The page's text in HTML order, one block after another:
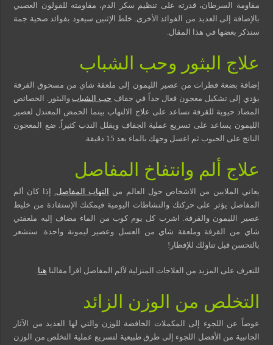
مقاومة السرطان، قدرته على تنظيم سكر الدم، مقاومته للقولون العصبي
بالإضافة إلى العديد من الفوائد الأخرى. خلط الإثنين سيعود بفوائد صحية جمة
سنذكر بعضها في هذا المقال.
علاج البثور وحب الشباب
إضافة بضعة قطرات من عصير الليمون إلى ملعقة شاي من مسحوق القرفة
يؤدي إلى تشكيل معجون فعال جداً في جفاف حب الشبابوالبثور. الخصائص
المضاد حيوية للقرفة تساعد على علاج الالتهاب بينما الحمض المعتدل لعصير
الليمون يساعد على تسريع عملية الجفاف ويقلل الندب كثيراً. ضع المعجون
الناتج على الحبوب ثم اغسل وجهك بالماء بعد 15 دقيقة.
علاج ألم وانتفاخ المفاصل
يعاني الملايين من الاشخاص حول العالم من التهاب المفاصل. إذا كان ألم
المفاصل يؤثر على حركتك والنشاطات اليومية فيمكنك الإستفادة من خليط
عصير الليمون والقرفة. اشرب كل يوم كوب من الماء مضاف إليه ملعقتي
شاي من القرفة وملعقة شاي من العسل وعصير ليمونة واحدة. ستشعر
بالتحسن قبل تناولك للإفطار!
للتعرف على المزيد من العلاجات المنزلية لألم المفاصل اقرأ مقالنا هنا.
التخلص من الوزن الزائد
عوضاً عن اللجوء إلى المكملات الخافضة للوزن والتي لها العديد من الآثار
الجانبية من الأفضل اللجوء إلى طرق طبيعية لتسريع عملية التخلص من الوزن